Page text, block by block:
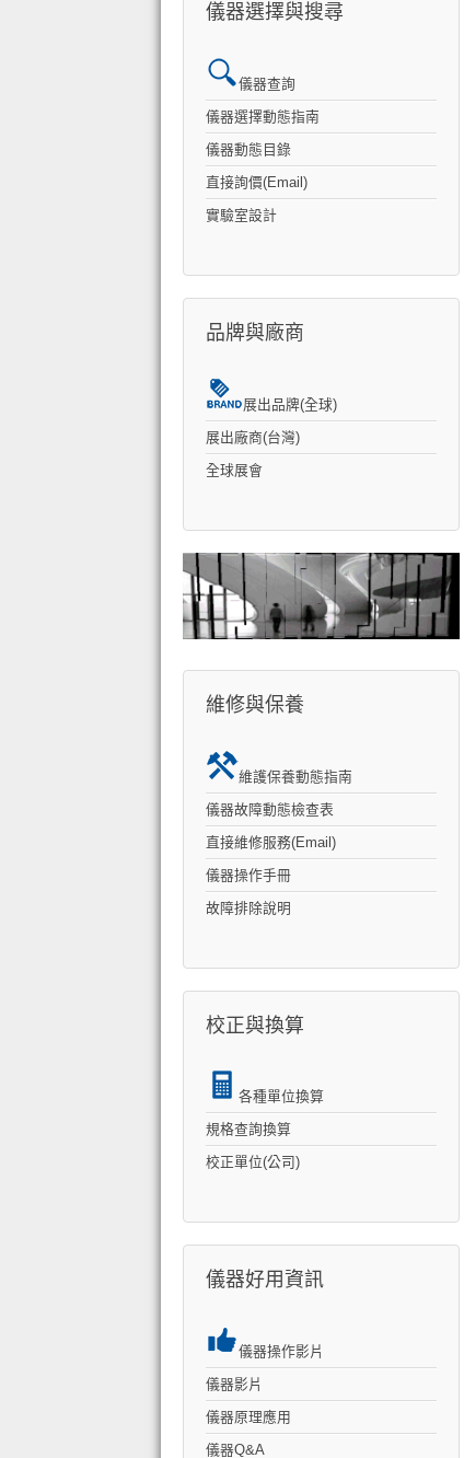
儀器選擇與搜尋
儀器查詢
儀器選擇動態指南
儀器動態目錄
直接詢價(Email)
實驗室設計
品牌與廠商
展出品牌(全球)
展出廠商(台灣)
全球展會
維修與保養
維護保養動態指南
儀器故障動態檢查表
直接維修服務(Email)
儀器操作手冊
故障排除說明
校正與換算
各種單位換算
規格查詢換算
校正單位(公司)
儀器好用資訊
儀器操作影片
儀器影片
儀器原理應用
儀器Q&A